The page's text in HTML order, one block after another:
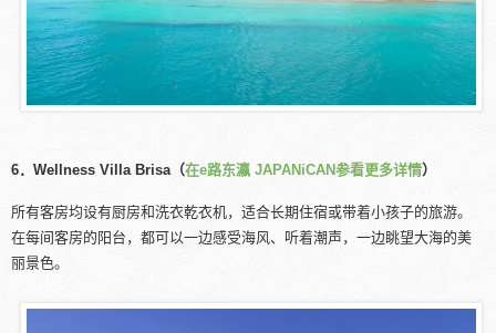
6．Wellness Villa Brisa（在e路东瀛 JAPANiCAN参看更多详情）
所有客房均设有厨房和洗衣乾衣机，适合长期住宿或带着小孩子的旅游。
在每间客房的阳台，都可以一边感受海风、听着潮声，一边眺望大海的美
丽景色。